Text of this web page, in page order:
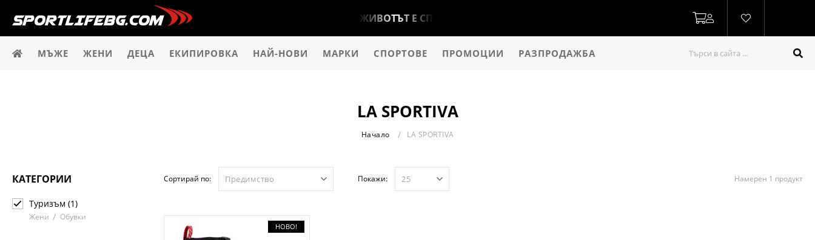
ЖИВОТЪТ Е СПОРТ!
МЪЖЕ ЖЕНИ ДЕЦА ЕКИПИРОВКА НАЙ-НОВИ МАРКИ СПОРТОВЕ ПРОМОЦИИ РАЗПРОДАЖБА
LA SPORTIVA
Начало LA SPORTIVA
Сортирай по: Покажи: Намерен 1 продукт
НОВО!
КАТЕГОРИИ
Туризъм (1)
Жени Обувки